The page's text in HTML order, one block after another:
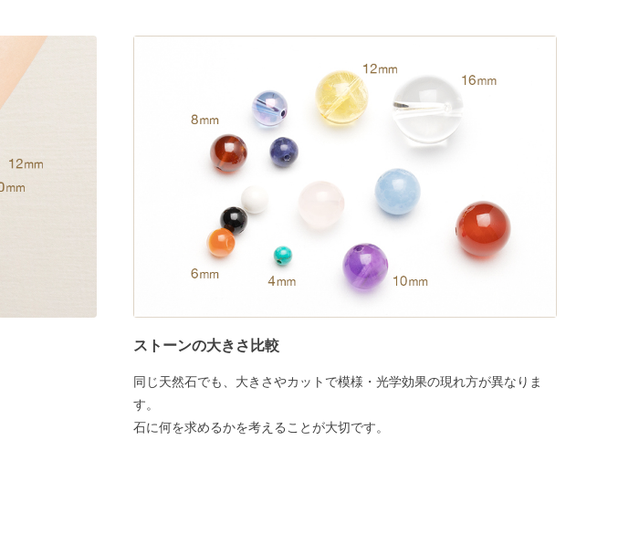
ストーンの大きさ比較
同じ天然石でも、大きさやカットで模様・光学効果の現れ方が異なりま
す。
石に何を求めるかを考えることが大切です。